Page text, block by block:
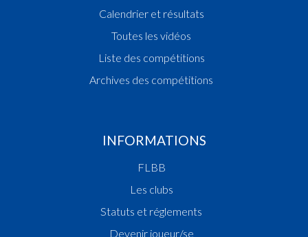
Calendrier et résultats
Toutes les vidéos
Liste des compétitions
Archives des compétitions
INFORMATIONS
FLBB
Les clubs
Statuts et réglements
Devenir joueur/se